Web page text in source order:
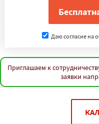
Даю согласие на
Приглашаем к
заявки